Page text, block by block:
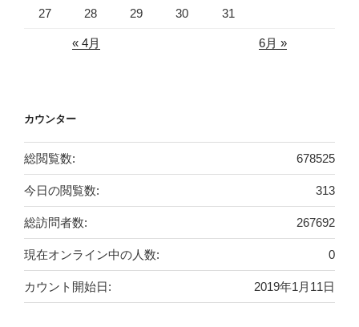
27 28 29 30 31
« 4月 6月 »
カウンター
678525
総閲覧数:
313
今日の閲覧数:
267692
総訪問者数:
0
現在オンライン中の人数:
2019年1月11日
カウント開始日: